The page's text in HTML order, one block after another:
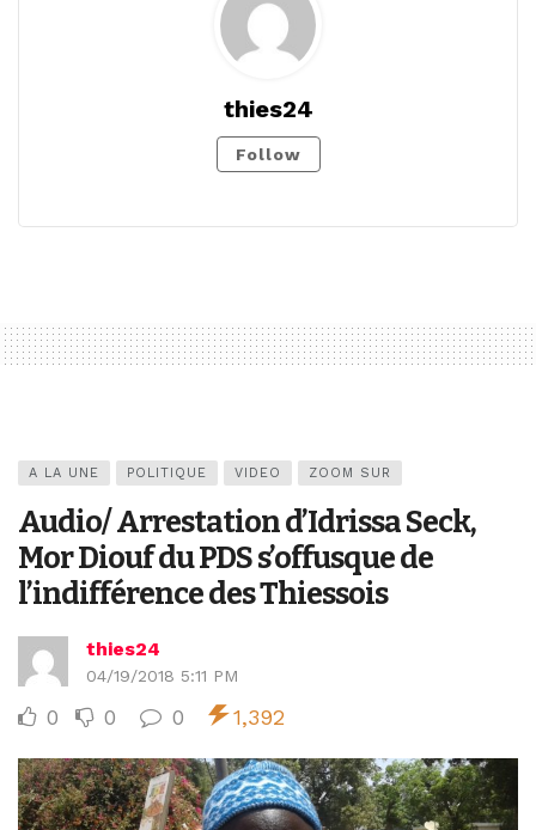
thies24
Follow
A LA UNE POLITIQUE VIDEO ZOOM SUR
Audio/ Arrestation d’Idrissa Seck,
Mor Diouf du PDS s’offusque de
l’indifférence des Thiessois
thies24
04/19/2018 5:11 PM
0 0 0 1,392